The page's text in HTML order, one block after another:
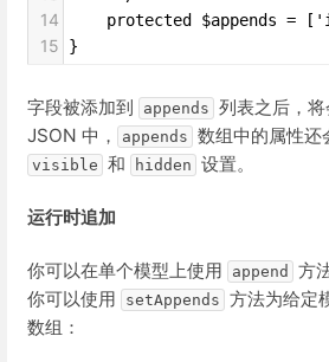
14
protected $appends =
15 }
字段被添加到 appends 列表之后，
JSON 中，
appends 数组中的属性还
visible 和 hidden 设置。
运行时追加
你可以在单个模型上使用 append
方
你可以使用
setAppends 方法为给定
数组：